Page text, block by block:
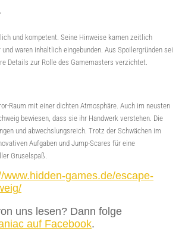
und kompetent. Seine Hinweise kamen zeitlich
waren inhaltlich eingebunden. Aus Spoilergründen sei
Details zur Rolle des Gamemasters verzichtet.
Raum mit einer dichten Atmosphäre. Auch im neusten
bewiesen, dass sie ihr Handwerk verstehen. Die
und abwechslungsreich. Trotz der Schwächen im
Aufgaben und Jump-Scares für eine
Gruselspaß.
www.hidden-games.de/escape-
uns lesen? Dann folge
auf Facebook.